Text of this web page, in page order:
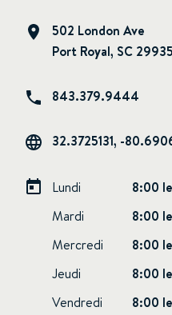
502 London Ave
Port Royal, SC 29935
843.379.9444
32.3725131, -
Lundi
8:00
Mardi
8:00
Mercredi
8:00
Jeudi
8:00
Vendredi
8:00